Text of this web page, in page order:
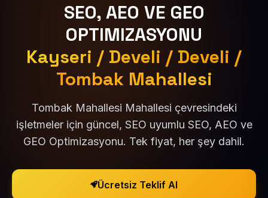
SEO, AEO VE GEO
OPTIMIZASYONU
Kayseri / Develi / Develi /
Tombak Mahallesi
Tombak Mahallesi Mahallesi çevresindeki
işletmeler için güncel, SEO uyumlu SEO, AEO ve
GEO Optimizasyonu. Tek fiyat, her şey dahil.
Ücretsiz Teklif Al